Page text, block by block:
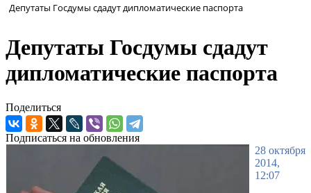
Депутаты Госдумы сдадут дипломатические паспорта
Депутаты Госдумы сдадут
дипломатические паспорта
Поделиться
Подписаться на обновления
28 октября
2014,
12:07